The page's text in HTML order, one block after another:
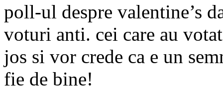
poll-ul despre valentine’s
voturi anti. cei care au
jos si vor crede ca e un
fie de bine!